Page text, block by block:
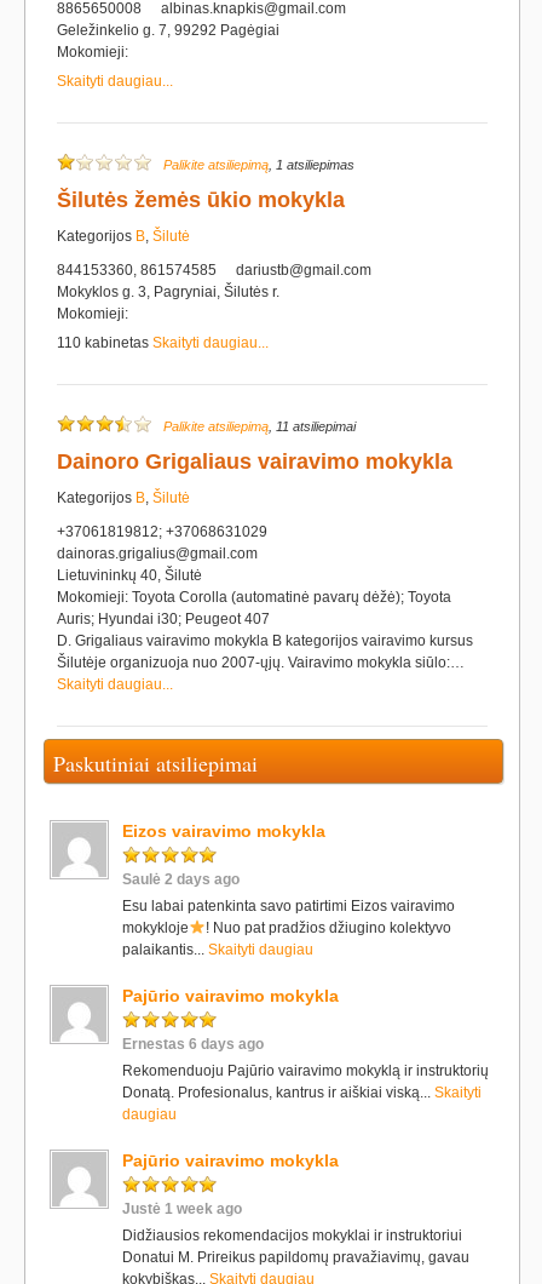
8865650008
albinas.knapkis@gmail.com
Geležinkelio g. 7, 99292 Pagėgiai
Mokomieji:
Skaityti daugiau...
Palikite atsiliepimą , 1 atsiliepimas
Šilutės žemės ūkio mokykla
Kategorijos B, Šilutė
844153360, 861574585
dariustb@gmail.com
Mokyklos g. 3, Pagryniai, Šilutės r.
Mokomieji:
110 kabinetas Skaityti daugiau...
Palikite atsiliepimą , 11 atsiliepimai
Dainoro Grigaliaus vairavimo mokykla
Kategorijos B, Šilutė
+37061819812; +37068631029
dainoras.grigalius@gmail.com
Lietuvininkų 40, Šilutė
Mokomieji: Toyota Corolla (automatinė pavarų dėžė); Toyota
Auris; Hyundai i30; Peugeot 407
D. Grigaliaus vairavimo mokykla B kategorijos vairavimo kursus
Šilutėje organizuoja nuo 2007-ųjų. Vairavimo mokykla siūlo:…
Skaityti daugiau...
Paskutiniai atsiliepimai
Eizos vairavimo mokykla
Saulė 2 days ago
Esu labai patenkinta savo patirtimi Eizos vairavimo
mokykloje
! Nuo pat pradžios džiugino kolektyvo
palaikantis... Skaityti daugiau
Pajūrio vairavimo mokykla
Ernestas 6 days ago
Rekomenduoju Pajūrio vairavimo mokyklą ir instruktorių
Donatą. Profesionalus, kantrus ir aiškiai viską... Skaityti
daugiau
Pajūrio vairavimo mokykla
Justė 1 week ago
Didžiausios rekomendacijos mokyklai ir instruktoriui
Donatui M. Prireikus papildomų pravažiavimų, gavau
kokybiškas... Skaityti daugiau